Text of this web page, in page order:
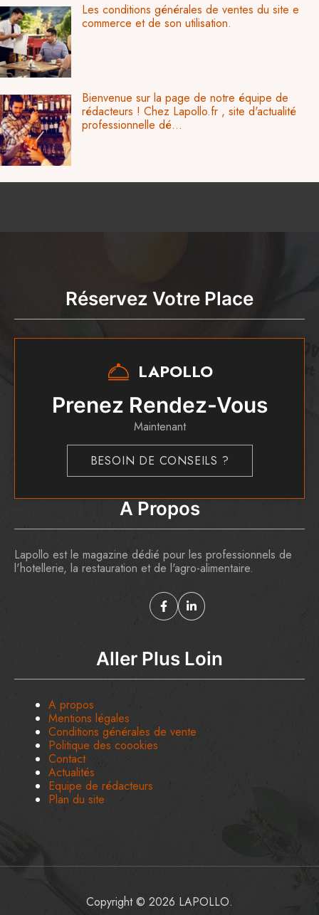
Les conditions générales de ventes du site e
commerce et de son utilisation.
Bienvenue sur la page de notre équipe de
rédacteurs ! Chez Lapollo.fr , site d'actualité
professionnelle dé...
A Propos
Lapollo est le magazine dédié pour les professionnels de
l'hotellerie, la restauration et de l'agro-alimentaire.
Réservez Votre Place
LAPOLLO
Prenez Rendez-Vous
Maintenant
BESOIN DE CONSEILS ?
Aller Plus Loin
A propos
Mentions légales
Conditions générales de vente
Politique des coookies
Contact
Actualités
Equipe de rédacteurs
Plan du site
Copyright © 2026 LAPOLLO.